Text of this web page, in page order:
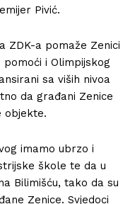
Pivić.
ZDK-a pomaže Zenici
i Olimpijskog
sa viših nivoa
da građani Zenice
objekte.
imamo ubrzo i
škole te da u
Bilimišću, tako da su
Zenice. Svjedoci